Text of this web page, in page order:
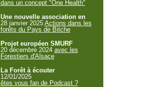
dans un concept "One Health"
Une nouvelle association en
28 janvier 2025 Actions dans les
forêts du Pays de Bitche
Projet européen SMURF
20 décembre 2024 avec les
Forestiers d'Alsace
La Forêt à écouter
12/01/2025
êtes vous fan de Podcast ?